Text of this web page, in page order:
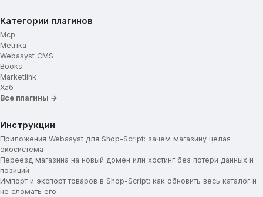
Категории плагинов
Mcp
Metrika
Webasyst CMS
Books
Marketlink
Хаб
Все плагины →
Инструкции
Приложения Webasyst для Shop-Script: зачем магазину целая
экосистема
Переезд магазина на новый домен или хостинг без потери данных и
позиций
Импорт и экспорт товаров в Shop-Script: как обновить весь каталог и
не сломать его